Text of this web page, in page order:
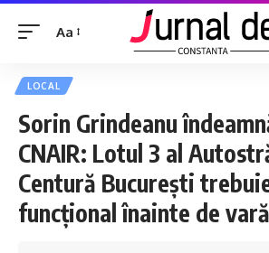
Aa
LOCAL
Sorin Grindeanu
CNAIR: Lotul 3 al
Centură București
funcțional înainte de